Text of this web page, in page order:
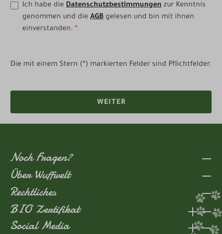
Ich habe die Datenschutzbestimmungen zur Kenntnis
genommen und die AGB gelesen und bin mit ihnen
einverstanden. *
Die mit einem Stern (*) markierten Felder sind Pflichtfelder.
WEITER
Noch Fragen?
Über Wuffwelt
Rechtliches
BIO Zertifikat
Social Media